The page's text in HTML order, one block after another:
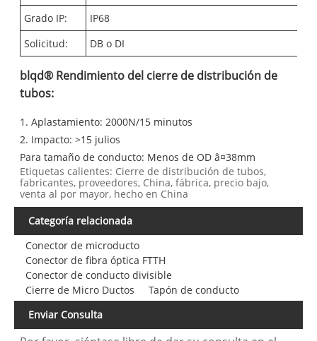
Grado IP:
IP68
Solicitud:
DB o DI
blqd® Rendimiento del cierre de distribución de
tubos:
1. Aplastamiento: 2000N/15 minutos
2. Impacto: >15 julios
Para tamaño de conducto: Menos de OD â¤38mm
Etiquetas calientes: Cierre de distribución de tubos,
fabricantes, proveedores, China, fábrica, precio bajo,
venta al por mayor, hecho en China
Categoría relacionada
Conector de microducto
Conector de fibra óptica FTTH
Conector de conducto divisible
Cierre de Micro Ductos
Tapón de conducto
Enviar Consulta